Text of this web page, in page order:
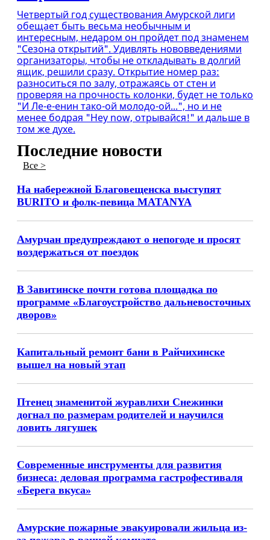
Четвертый год существования Амурской лиги
обещает быть весьма необычным и
интересным, недаром он пройдет под знаменем
"Сезона открытий". Удивлять нововведениями
организаторы, чтобы не откладывать в долгий
ящик, решили сразу. Открытие номер раз:
разноситься по залу, отражаясь от стен и
проверяя на прочность колонки, будет не только
"И Ле-е-енин тако-ой молодо-ой...", но и не
менее бодрая "Hey now, отрывайся!" и дальше в
том же духе.
Последние новости
Все >
На набережной Благовещенска выступят
BURITO и фолк-певица MATANYA
Амурчан предупреждают о непогоде и просят
воздержаться от поездок
В Завитинске почти готова площадка по
программе «Благоустройство дальневосточных
дворов»
Капитальный ремонт бани в Райчихинске
вышел на новый этап
Птенец знаменитой журавлихи Снежинки
догнал по размерам родителей и научился
ловить лягушек
Современные инструменты для развития
бизнеса: деловая программа гастрофестиваля
«Берега вкуса»
Амурские пожарные эвакуировали жильца из-